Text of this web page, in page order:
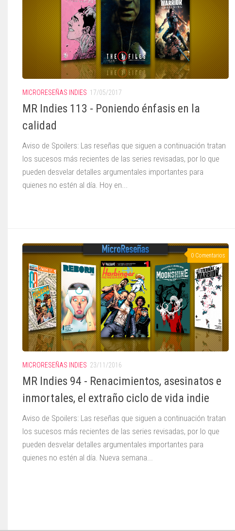
MICRORESEÑAS INDIES 17/05/2017
MR Indies 113 - Poniendo énfasis en la
calidad
Aviso de Spoilers: Las reseñas que siguen a continuación tratan
los sucesos más recientes de las series revisadas, por lo que
pueden desvelar detalles argumentales importantes para
quienes no estén al día. Hoy en...
0 Comentarios
MICRORESEÑAS INDIES 23/11/2016
MR Indies 94 - Renacimientos, asesinatos e
inmortales, el extraño ciclo de vida indie
Aviso de Spoilers: Las reseñas que siguen a continuación tratan
los sucesos más recientes de las series revisadas, por lo que
pueden desvelar detalles argumentales importantes para
quienes no estén al día. Nueva semana...